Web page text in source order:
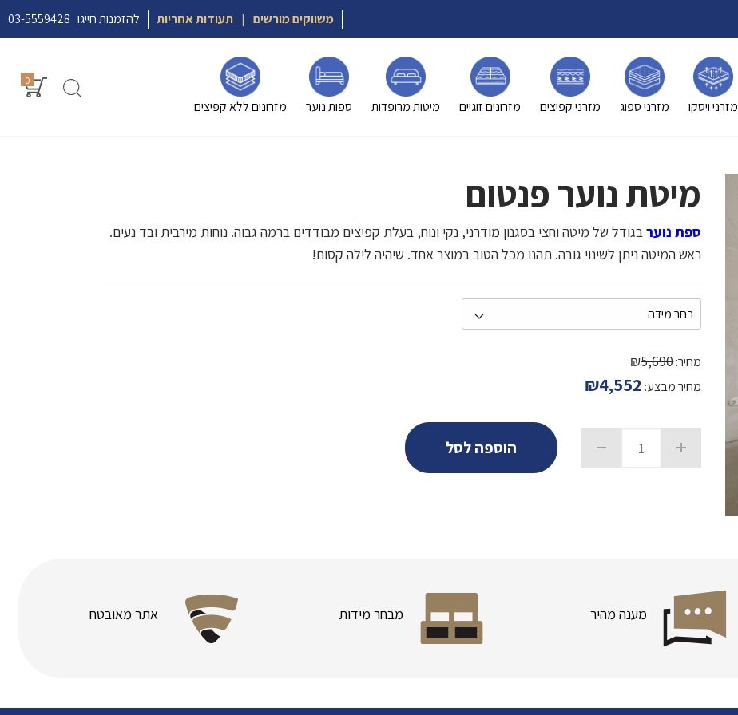
משווקים מורשים | תעודות אחריות להזמנות חייגו 03-5559428
מזרני ויסקו מזרני ספוג מזרני קפיצים מזרונים זוגיים מיטות מרופדות ספות נוער מזרונים ללא קפיצים
0
מיטת נוער פנטום
ספת נוערבגודל של מיטה וחצי בסגנון מודרני, נקי ונוח, בעלת קפיצים מבודדים ברמה גבוה. נוחות מירבית ובד נעים.
ראש המיטה ניתן לשינוי גובה. תהנו מכל הטוב במוצר אחד. שיהיה לילה קסום!
מחיר: ₪5,690
מחיר מבצע: ₪4,552
הוספה לסל
מענה מהיר מבחר מידות אתר מאובטח